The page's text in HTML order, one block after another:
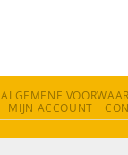
ALGEMENE
MIJN ACCOUNT